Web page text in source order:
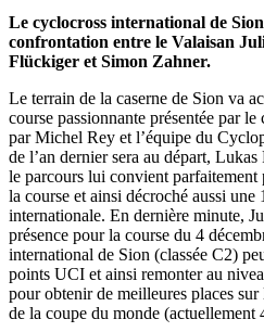
Le cyclocross international de
confrontation entre le Valaisan
Flückiger et Simon Zahner.
Le terrain de la caserne de Sion va
course passionnante présentée par
par Michel Rey et l’équipe du
de l’an dernier sera au départ,
le parcours lui convient
la course et ainsi décroché aussi
internationale. En dernière minute,
présence pour la course du 4
international de Sion (classée C2)
points UCI et ainsi remonter au
pour obtenir de meilleures places
de la coupe du monde (actuellement